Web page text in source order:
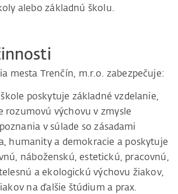
alebo základnú školu.
mesta Trenčín, m.r.o. zabezpečuje:
poskytuje základné vzdelanie,
rozumovú výchovu v zmysle
v súlade so zásadami
humanity a demokracie a poskytuje
náboženskú, estetickú, pracovnú,
a ekologickú výchovu žiakov,
na ďalšie štúdium a prax.